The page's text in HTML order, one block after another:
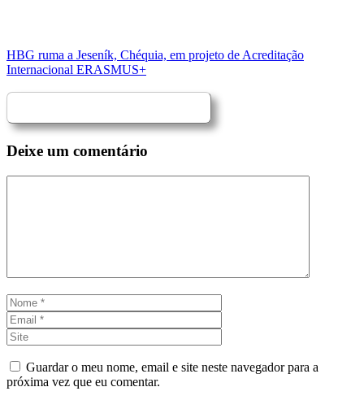
HBG ruma a Jeseník, Chéquia, em projeto de Acreditação
Internacional ERASMUS+
Deixe um comentário
Nome
Guardar o meu nome, email e site neste navegador para a
próxima vez que eu comentar.